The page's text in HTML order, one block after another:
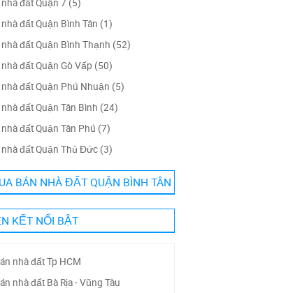
đất Quận 7 (5)
đất Quận Bình Tân (1)
đất Quận Bình Thạnh (52)
đất Quận Gò Vấp (50)
đất Quận Phú Nhuận (5)
đất Quận Tân Bình (24)
đất Quận Tân Phú (7)
đất Quận Thủ Đức (3)
BÁN NHÀ ĐẤT QUẬN BÌNH TÂN
KẾT NỔI BẬT
nhà đất Tp HCM
nhà đất Bà Rịa - Vũng Tàu